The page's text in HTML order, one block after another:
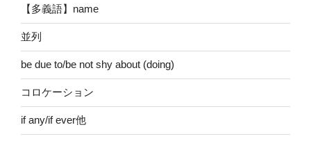
【多義語】name
並列
be due to/be not shy about (doing)
コロケーション
if any/if ever他